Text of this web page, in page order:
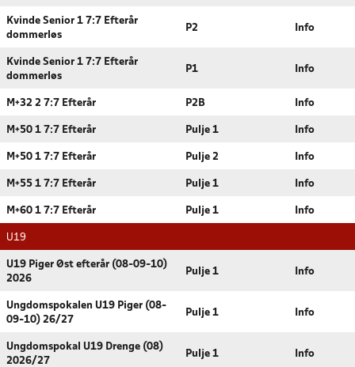
Kvinde Senior 1 7:7 Efterår
dommerløs
P2 Info
Kvinde Senior 1 7:7 Efterår
dommerløs
P1 Info
M+32 2 7:7 Efterår P2B Info
M+50 1 7:7 Efterår Pulje 1 Info
M+50 1 7:7 Efterår Pulje 2 Info
M+55 1 7:7 Efterår Pulje 1 Info
M+60 1 7:7 Efterår Pulje 1 Info
U19
U19 Piger Øst efterår (08-09-10)
2026
Pulje 1 Info
Ungdomspokalen U19 Piger (08-
09-10) 26/27
Pulje 1 Info
Ungdomspokal U19 Drenge (08)
2026/27
Pulje 1 Info